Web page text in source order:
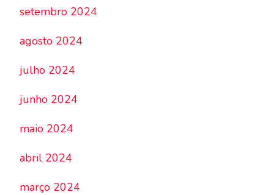
setembro 2024
agosto 2024
julho 2024
junho 2024
maio 2024
abril 2024
março 2024